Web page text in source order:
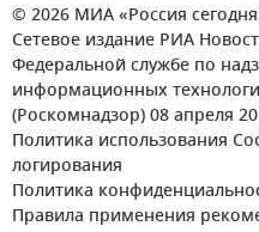
© 2026 МИА «Россия
Сетевое издание РИА
Федеральной службе по
информационных
(Роскомнадзор) 08 апреля
Политика использования
логирования
Политика
Правила применения